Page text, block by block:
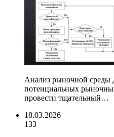
Анализ рыночной среды
потенциальных
провести тщательный…
18.03.2026
133